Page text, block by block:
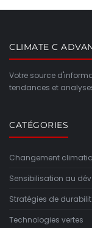
CLIMATE C
Votre source
tendances et
CATÉGORIES
Changement
Sensibilisation au
Stratégies de
Technologies vertes